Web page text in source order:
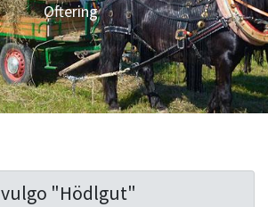
Oftering
vulgo "Hödlgut"